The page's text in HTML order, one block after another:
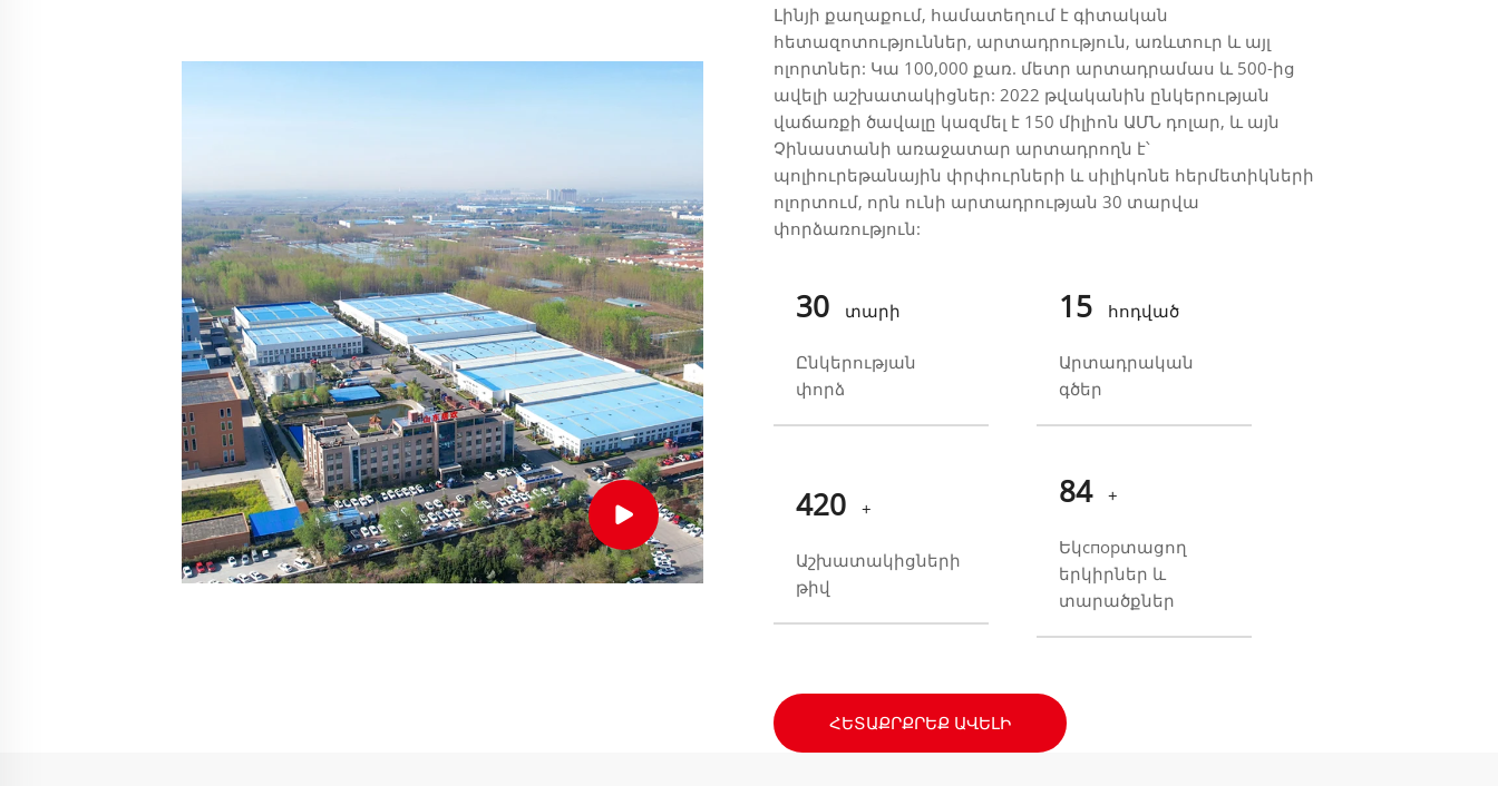
Լինյի քաղաքում, համատեղում է գիտական
հետազոտություններ, արտադրություն, առևտուր և այլ
ոլորտներ: Կա 100,000 քառ. մետր արտադրամաս և 500-ից
ավելի աշխատակիցներ: 2022 թվականին ընկերության
վաճառքի ծավալը կազմել է 150 միլիոն ԱՄՆ դոլար, և այն
Չինաստանի առաջատար արտադրողն է՝
պոլիուրեթանային փրփուրների և սիլիկոնե հերմետիկների
ոլորտում, որն ունի արտադրության 30 տարվա
փորձառություն:
30 տարի
Ընկերության
փորձ
15 հոդված
Արտադրական
գծեր
500 +
Աշխատակիցների
թիվ
100
Եկспорտացող
երկիրներ և
տարածքներ
ՀԵՏԱՔՐՔՐԵՔ ԱՎԵԼԻ